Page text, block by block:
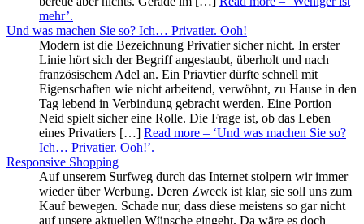
mehr’.
Und was machen Sie so? Ich… Privatier. Ooh!
Modern ist die Bezeichnung Privatier sicher nicht. In erster
Linie hört sich der Begriff angestaubt, überholt und nach
französischem Adel an. Ein Priavtier dürfte schnell mit
Eigenschaften wie nicht arbeitend, verwöhnt, zu Hause in den
Tag lebend in Verbindung gebracht werden. Eine Portion
Neid spielt sicher eine Rolle. Die Frage ist, ob das Leben
eines Privatiers […] Read more – ‘Und was machen Sie so?
Ich… Privatier. Ooh!’.
Responsive Shopping
Auf unserem Surfweg durch das Internet stolpern wir immer
wieder über Werbung. Deren Zweck ist klar, sie soll uns zum
Kauf bewegen. Schade nur, dass diese meistens so gar nicht
auf unsere aktuellen Wünsche eingeht. Da wäre es doch